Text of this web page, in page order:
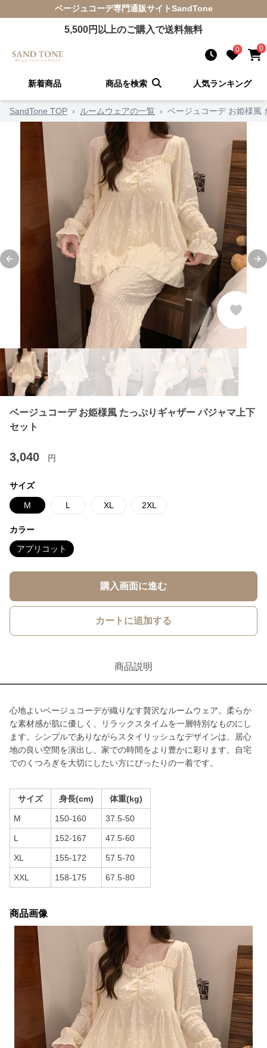
ベージュコーデ専門通販サイトSandTone
5,500円以上のご購入で送料無料
0 0
新着商品 商品を検索 人気ランキング
SandTone TOP › ルームウェアの一覧 › ベージュコーデ お姫様風
Previous slide
ベージュコーデ お姫様風 たっぷりギャザー パジャマ上下
セット
3,040 円
サイズ
M L XL 2XL
カラー
アプリコット
購入画面に進む
カートに追加する
商品説明
心地よいベージュコーデが織りなす贅沢なルームウェア。柔らか
な素材感が肌に優しく、リラックスタイムを一層特別なものにし
ます。シンプルでありながらスタイリッシュなデザインは、居心
地の良い空間を演出し、家での時間をより豊かに彩ります。自宅
でのくつろぎを大切にしたい方にぴったりの一着です。
サイズ 身長(cm) 体重(kg)
M 150-160 37.5-50
L 152-167 47.5-60
XL 155-172 57.5-70
XXL 158-175 67.5-80
商品画像